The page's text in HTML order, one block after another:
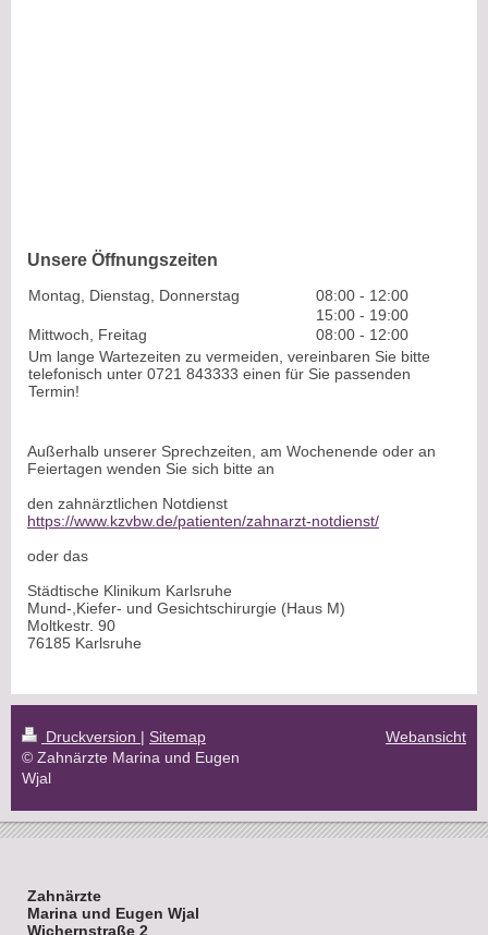
Unsere Öffnungszeiten
Montag, Dienstag, Donnerstag 08:00 - 12:00
15:00 - 19:00
Mittwoch, Freitag
08:00 - 12:00
Um lange Wartezeiten zu vermeiden, vereinbaren Sie bitte
telefonisch unter 0721 843333 einen für Sie passenden
Termin!
Außerhalb unserer Sprechzeiten, am Wochenende oder an
Feiertagen wenden Sie sich bitte an
den zahnärztlichen Notdienst
https://www.kzvbw.de/patienten/zahnarzt-notdienst/
oder das
Städtische Klinikum Karlsruhe
Mund-,Kiefer- und Gesichtschirurgie (Haus M)
Moltkestr. 90
76185 Karlsruhe
Druckversion | Sitemap
© Zahnärzte Marina und Eugen
Wjal
Webansicht
Zahnärzte
Marina und Eugen Wjal
Wichernstraße 2